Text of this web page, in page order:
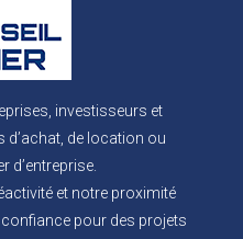
investisseurs et
de location ou
d’entreprise.
et notre proximité
pour des projets